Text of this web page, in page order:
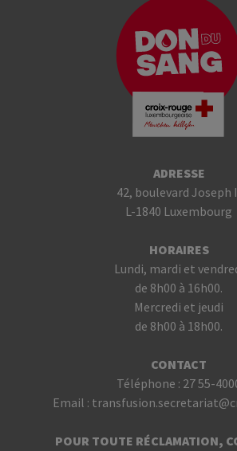
ADRESSE
42, boulevard Joseph
L-1840 Luxembourg
HORAIRES
Lundi, mardi et
de 8h00 à 16h00.
Mercredi et jeudi
de 8h00 à 18h00.
CONTACT
Téléphone : 27 55-
Email :
POUR TOUTE RÉCLAMATION,